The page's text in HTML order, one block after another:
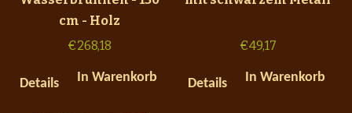
cm - Holz
€268,18
Details In Warenkorb
€49,17
Details In Warenkorb